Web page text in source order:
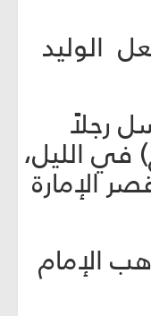
الوليد
رجلاً
في الليل،
الإمارة
الإمام